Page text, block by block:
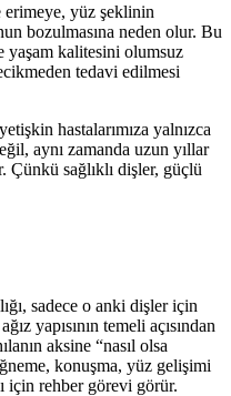
yüz şeklinin
bozulmasına neden olur. Bu
yaşam kalitesini olumsuz
tedavi edilmesi
hastalarımıza yalnızca
aynı zamanda uzun yıllar
Çünkü sağlıklı dişler, güçlü
sadece o anki dişler için
yapısının temeli açısından
aksine “nasıl olsa
konuşma, yüz gelişimi
için rehber görevi görür.